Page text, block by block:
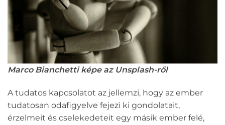
Marco Bianchetti képe az Unsplash-ről
A tudatos kapcsolatot az jellemzi, hogy az ember
tudatosan odafigyelve fejezi ki gondolatait,
érzelmeit és cselekedeteit egy másik ember felé,